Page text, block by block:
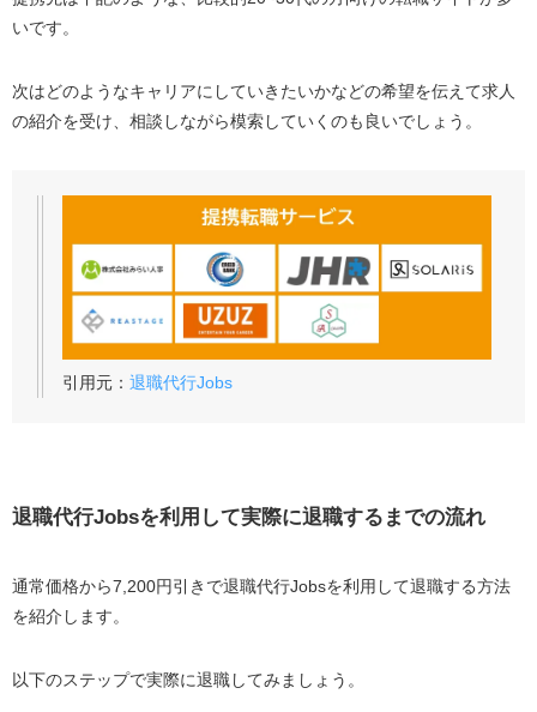
いです。
次はどのようなキャリアにしていきたいかなどの希望を伝えて求人
の紹介を受け、相談しながら模索していくのも良いでしょう。
引用元： 退職代行Jobs
退職代行Jobsを利用して実際に退職するまでの流れ
通常価格から7,200円引きで退職代行Jobsを利用して退職する方法
を紹介します。
以下のステップで実際に退職してみましょう。